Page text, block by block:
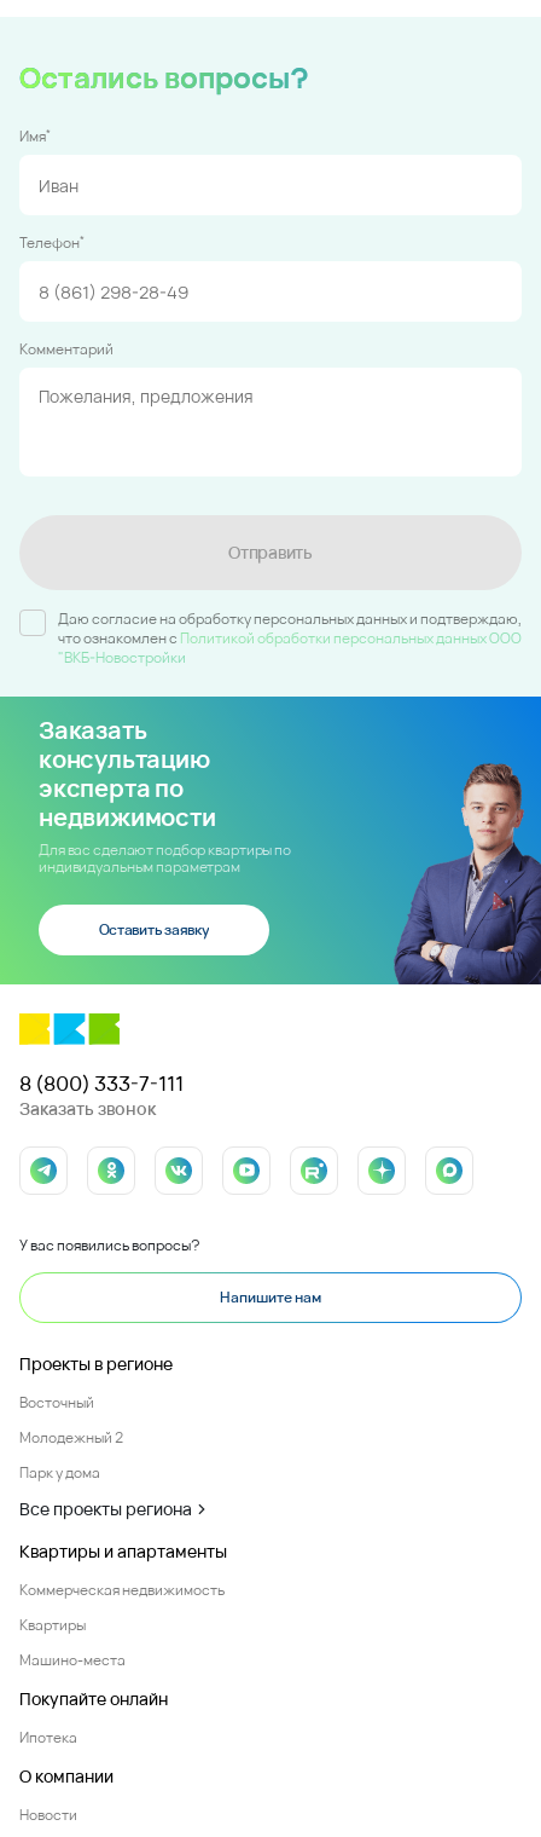
Остались вопросы?
Имя*
Телефон*
Комментарий
Отправить
Даю согласие на обработку персональных данных и подтверждаю,
что ознакомлен c Политикой обработки персональных данных ООО
"ВКБ-Новостройки
Заказать
консультацию
эксперта по
недвижимости
Для вас сделают подбор квартиры по
индивидуальным параметрам
Оставить заявку
8 (800) 333-7-111
Заказать звонок
У вас появились вопросы?
Напишите нам
Проекты в регионе
Восточный
Молодежный 2
Парк у дома
Все проекты региона
Квартиры и апартаменты
Коммерческая недвижимость
Квартиры
Машино-места
Покупайте онлайн
Ипотека
О компании
Новости